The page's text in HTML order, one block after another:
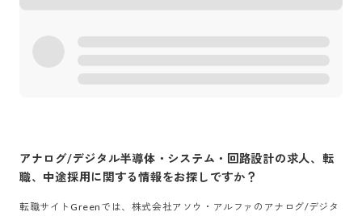
アナログ/デジタル半導体・システム・回路設計の求人、転
職、中途採用に関する情報をお探しですか？
転職サイトGreenでは、 株式会社アソウ・アルファ の アナログ/デジタ